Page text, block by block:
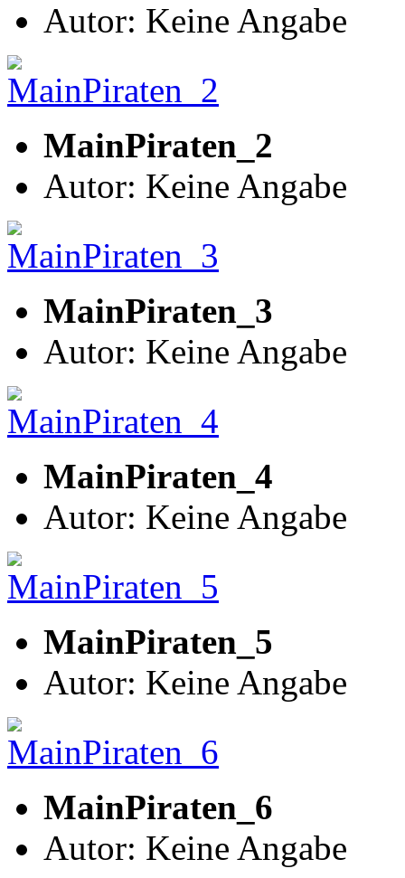
Autor: Keine Angabe
MainPiraten_2
Autor: Keine Angabe
MainPiraten_3
Autor: Keine Angabe
MainPiraten_4
Autor: Keine Angabe
MainPiraten_5
Autor: Keine Angabe
MainPiraten_6
Autor: Keine Angabe